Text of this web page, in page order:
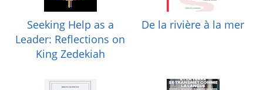
Seeking Help as a
Leader: Reflections on
King Zedekiah
De la rivière à la mer